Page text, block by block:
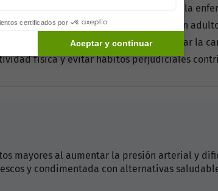
para desarrollar o empeorar la
la sobrecarga sobre los riñones en
son estrategias eficaces para controlar la
física y evitar hábitos perjudiciales
mayores al aumentar la presión arterial y
y condimentada con alternativas